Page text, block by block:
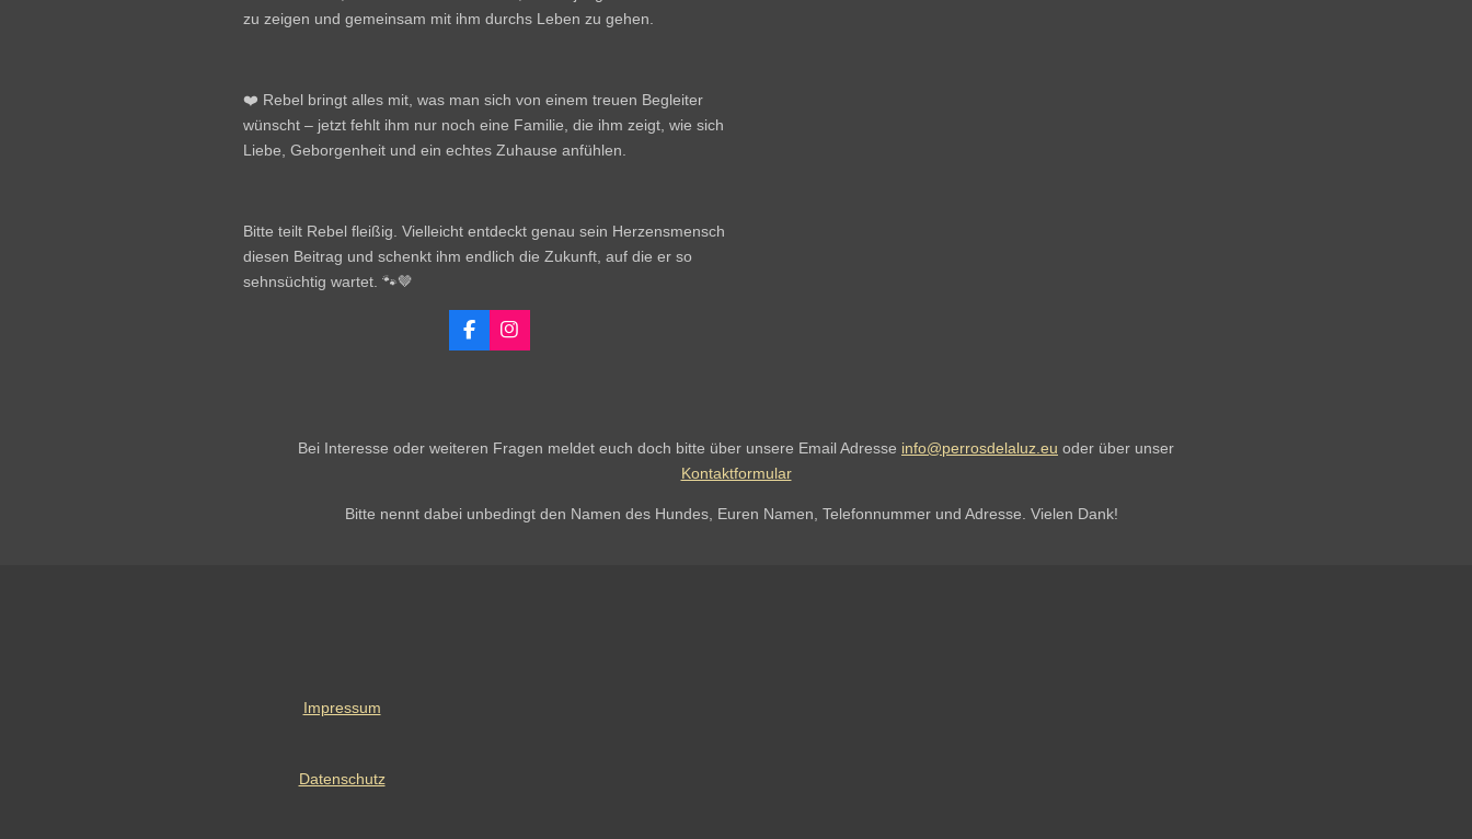
zu zeigen und gemeinsam mit ihm durchs Leben zu gehen.
❤️ Rebel bringt alles mit, was man sich von einem treuen Begleiter
wünscht – jetzt fehlt ihm nur noch eine Familie, die ihm zeigt, wie sich
Liebe, Geborgenheit und ein echtes Zuhause anfühlen.
Bitte teilt Rebel fleißig. Vielleicht entdeckt genau sein Herzensmensch
diesen Beitrag und schenkt ihm endlich die Zukunft, auf die er so
sehnsüchtig wartet. 🐾🤎
F
a
o
I
n
r
Bei Interesse oder weiteren Fragen meldet euch doch bitte über unsere Email Adresse info@perrosdelaluz.eu oder über unser
Kontaktformular
Bitte nennt dabei unbedingt den Namen des Hundes, Euren Namen, Telefonnummer und Adresse. Vielen Dank!
Impressum
Datenschutz